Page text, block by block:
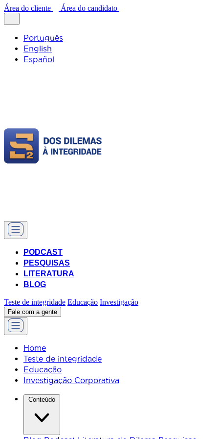
Área do cliente Área do candidato
Português
English
Español
PODCAST
PESQUISAS
LITERATURA
BLOG
Teste de integridade Educação Investigação
Fale com a gente
Home
Teste de integridade
Educação
Investigação Corporativa